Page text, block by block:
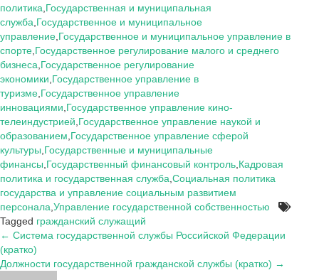
политика Государственная и муниципальная
служба Государственное и муниципальное
управление Государственное и муниципальное управление в
спорте Государственное регулирование малого и среднего
бизнеса Государственное регулирование
экономики Государственное управление в
туризме Государственное управление
инновациями Государственное управление кино-
телеиндустрией Государственное управление наукой и
образованием Государственное управление сферой
культуры Государственные и муниципальные
финансы Государственный финансовый контроль Кадровая
политика и государственная служба Социальная политика
государства и управление социальным развитием
персонала Управление государственной собственностью
Tagged гражданский служащий
Навигация
по
← Система государственной службы Российской Федерации
(кратко)
Должности государственной гражданской службы (кратко) →